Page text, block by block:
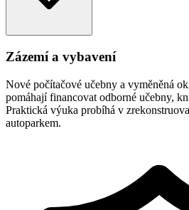
Zázemí a vybavení
Nové počítačové učebny a vyměněná
pomáhají financovat odborné učebny,
Praktická výuka probíhá v
autoparkem.